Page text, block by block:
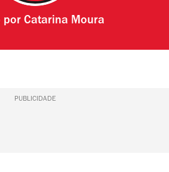
por Catarina Moura
PUBLICIDADE